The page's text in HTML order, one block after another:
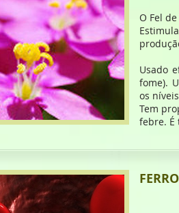
O Fel
Usado
fome).
os
Tem
febre. É